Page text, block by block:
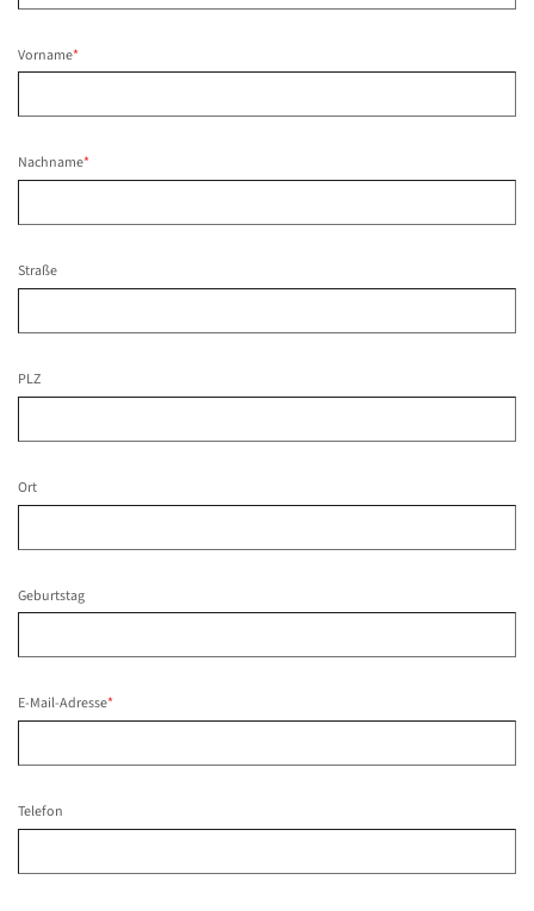
Vorname*
Nachname*
Straße
PLZ
Ort
Geburtstag
E-Mail-Adresse*
Telefon